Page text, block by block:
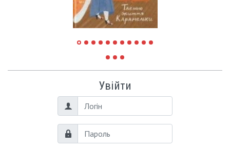
Увійти
Логін
Пароль